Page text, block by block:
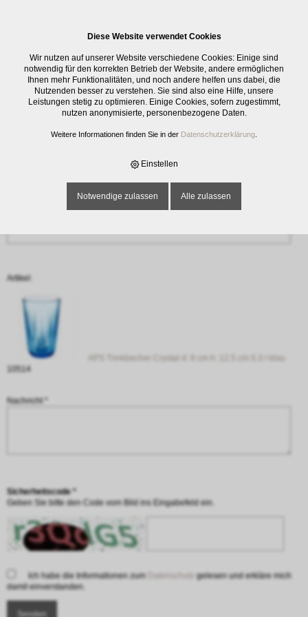
‹ Zurück
Anfrage
Name oder Firma *
Artikel:
APS Trinkbecher Crystal d: 8 cm h: 12.5 cm 0.3 l blau
10514
Nachricht *
Sicherheitscode *
Geben Sie bitte den Code vom Bild ins Eingabefeld ein.
Ich habe die Informationen zum
gelesen und erkläre mich
damit einverstanden.
Diese Website verwendet Cookies
Wir nutzen auf unserer Website verschiedene Cookies: Einige sind
notwendig für den korrekten Betrieb der Website, andere ermöglichen
Ihnen mehr Funktionalitäten, und noch andere helfen uns dabei, die
Nutzenden besser zu verstehen. Sie sind also eine Hilfe, unsere
Leistungen stetig zu optimieren. Einige Cookies, sofern zugestimmt,
nutzen anonymisierte, personenbezogene Daten.
Weitere Informationen finden Sie in der Datenschutzerklärung
Einstellen
Notwendige zulassen Alle zulassen